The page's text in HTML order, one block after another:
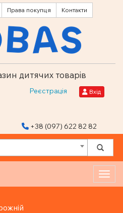
Права покупця Контакти
дитячих товарів
Реєстрація Вхід
+38 (097) 622 82 82